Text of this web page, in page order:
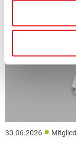
30.06.2026 ■